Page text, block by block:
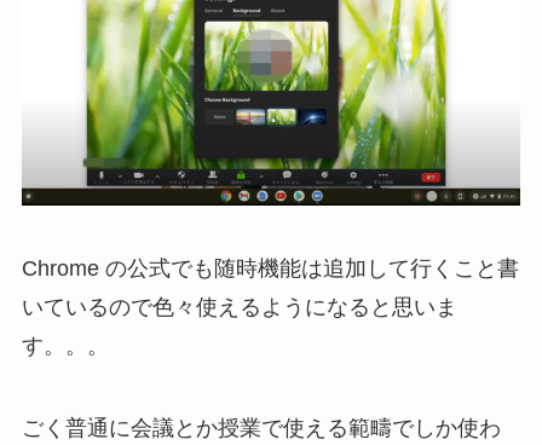
Chrome の公式でも随時機能は追加して行くこと書
いているので色々使えるようになると思いま
す。。。
ごく普通に会議とか授業で使える範疇でしか使わ